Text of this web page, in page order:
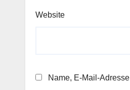
Website
Name, E-Mail-